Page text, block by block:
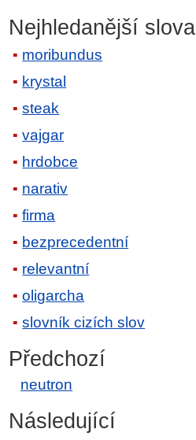
Nejhledanější slova
moribundus
krystal
steak
vajgar
hrdobce
narativ
firma
bezprecedentní
relevantní
oligarcha
slovník cizích slov
Předchozí
neutron
Následující